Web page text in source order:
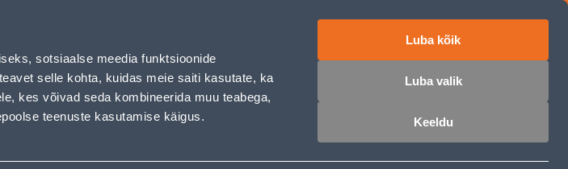
sotsiaalse meedia funktsioonide
selle kohta, kuidas meie saiti kasutate, ka
kes võivad seda kombineerida muu teabega,
teenuste kasutamise käigus.
Luba kõik
Luba valik
Keeldu
OTSI Logi sisse